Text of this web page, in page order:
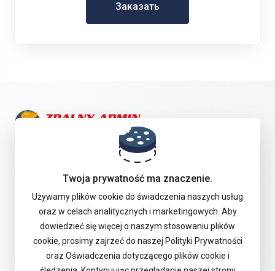
Заказать
Offer
Поддержка
Twoja prywatność ma znaczenie.
Używamy plików cookie do świadczenia naszych usług
oraz w celach analitycznych i marketingowych. Aby
dowiedzieć się więcej o naszym stosowaniu plików
cookie, prosimy zajrzeć do naszej Polityki Prywatności
oraz Oświadczenia dotyczącego plików cookie i